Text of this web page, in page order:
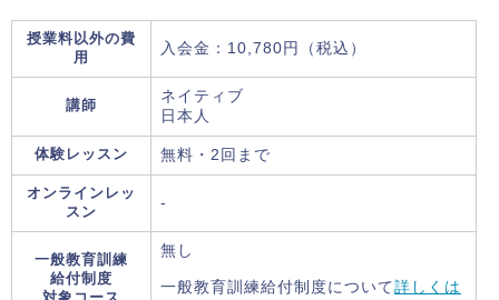
授業料以外の費
用
入会金：10,780円（税込）
講師
ネイティブ
日本人
体験レッスン 無料・2回まで
オンラインレッ
スン
-
一般教育訓練
給付制度
無し
一般教育訓練給付制度について 詳しくは